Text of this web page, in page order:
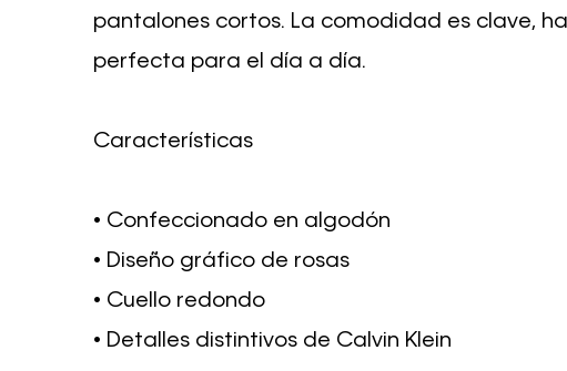
pantalones cortos. La comodidad es clave,
perfecta para el día a día.
Características
• Confeccionado en algodón
• Diseño gráfico de rosas
• Cuello redondo
• Detalles distintivos de Calvin Klein